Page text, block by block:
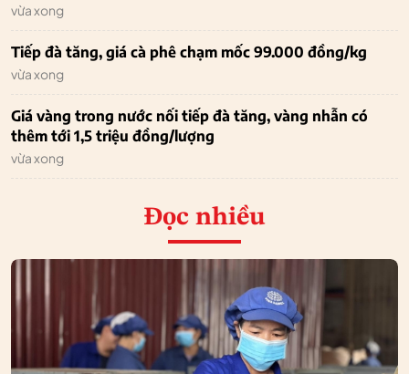
vừa xong
Tiếp đà tăng, giá cà phê chạm mốc 99.000 đồng/kg
vừa xong
Giá vàng trong nước nối tiếp đà tăng, vàng nhẫn có
thêm tới 1,5 triệu đồng/lượng
vừa xong
Đọc nhiều